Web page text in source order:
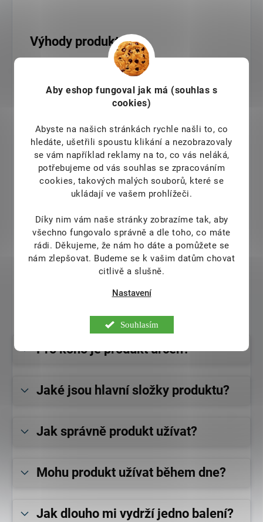
Aby eshop fungoval jak má (souhlas s
cookies)
Abyste na našich stránkách rychle našli to, co
hledáte, ušetřili spoustu klikání a nezobrazovaly
se vám například reklamy na to, co vás neláká,
potřebujeme od vás souhlas se zpracováním
cookies, takových malých souborů, které se
ukládají ve vašem prohlížeči.
Díky nim vám naše stránky zobrazíme tak, aby
všechno fungovalo správně a dle toho, co máte
rádi. Děkujeme, že nám ho dáte a pomůžete se
nám zlepšovat. Budeme se k vašim datům chovat
citlivě a slušně.
Nastavení
Souhlasím
Výhody produktu
Rychlý nástup účinku
Účinek probiotik se může projevit již po 3 dnech od
prvního podání.
Pastilky jsou bez cukru, což je činí vhodnými i pro
diabetiky.
Obsahuje vitamin D
Vitamin D přispívá k normální funkci imunitního systému.
Vhodné pro děti
Probiotické kultury
Obsahuje tři speciální probiotické kultury pro zdravý
mikrobiom.
Výborná chuť
Pastilky mají výbornou třešňovou chuť, což usnadňuje
Pro koho je produkt určen?
Jaké jsou hlavní složky produktu?
Jak správně produkt užívat?
Mohu produkt užívat během dne?
Jak dlouho mi vydrží jedno balení?